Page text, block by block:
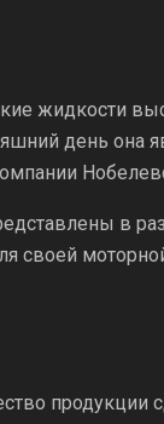
на
странице
товара.
жидкости
день она
в
своей
продукции